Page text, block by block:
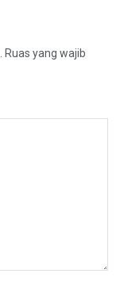
Ruas yang wajib